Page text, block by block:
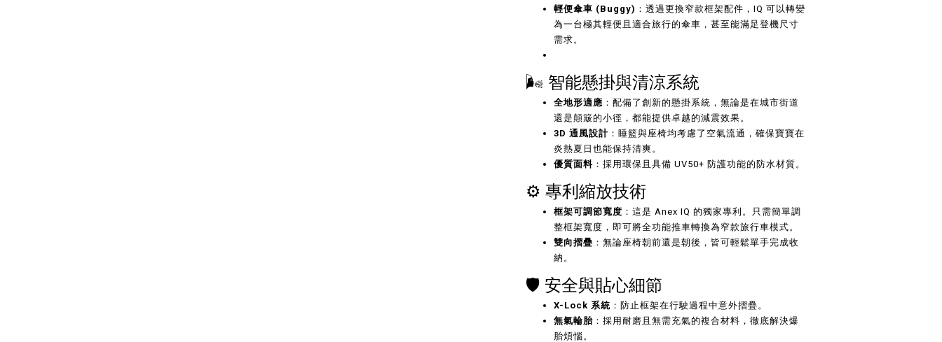
輕便傘車 (Buggy) ：透過更換窄款框架配件，IQ 可以轉變
為一台極其輕便且適合旅行的傘車，甚至能滿足登機尺寸
需求。
🌬️ 智能懸掛與清涼系統
全地形適應 ：配備了創新的懸掛系統，無論是在城市街道
還是顛簸的小徑，都能提供卓越的減震效果。
3D 通風設計：睡籃與座椅均考慮了空氣流通，確保寶寶在
炎熱夏日也能保持清爽。
優質面料：採用環保且具備 UV50+ 防護功能的防水材質。
⚙️ 專利縮放技術
框架可調節寬度 ：這是 Anex IQ 的獨家專利。只需簡單調
整框架寬度，即可將全功能推車轉換為窄款旅行車模式。
雙向摺疊 ：無論座椅朝前還是朝後，皆可輕鬆單手完成收
納。
🛡️ 安全與貼心細節
X-Lock 系統：防止框架在行駛過程中意外摺疊。
無氣輪胎：採用耐磨且無需充氣的複合材料，徹底解決爆
胎煩惱。